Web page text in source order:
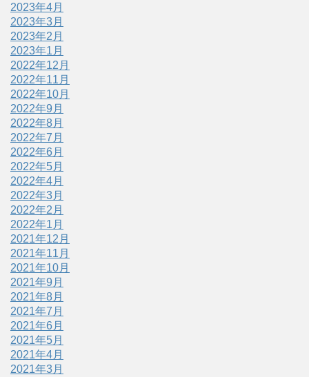
2023年4月
2023年3月
2023年2月
2023年1月
2022年12月
2022年11月
2022年10月
2022年9月
2022年8月
2022年7月
2022年6月
2022年5月
2022年4月
2022年3月
2022年2月
2022年1月
2021年12月
2021年11月
2021年10月
2021年9月
2021年8月
2021年7月
2021年6月
2021年5月
2021年4月
2021年3月